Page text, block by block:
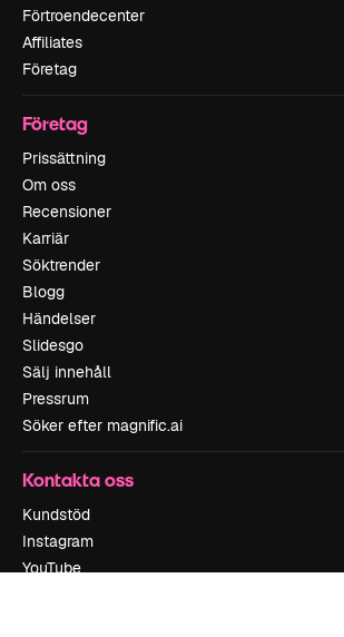
Förtroendecenter
Affiliates
Företag
Företag
Prissättning
Om oss
Recensioner
Karriär
Söktrender
Blogg
Händelser
Slidesgo
Sälj innehåll
Pressrum
Söker efter magnific.ai
Kontakta oss
Kundstöd
Instagram
YouTube